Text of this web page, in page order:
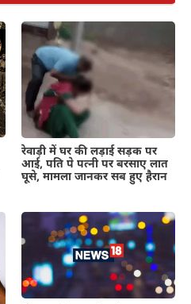
रेवाड़ी में घर की लड़ाई सड़क पर
आई, पति पे पत्नी पर बरसाए लात
घूसे, मामला जानकर सब हुए हैरान